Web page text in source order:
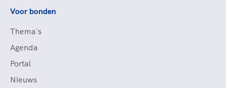
Voor bonden
Thema's
Agenda
Portal
Nieuws